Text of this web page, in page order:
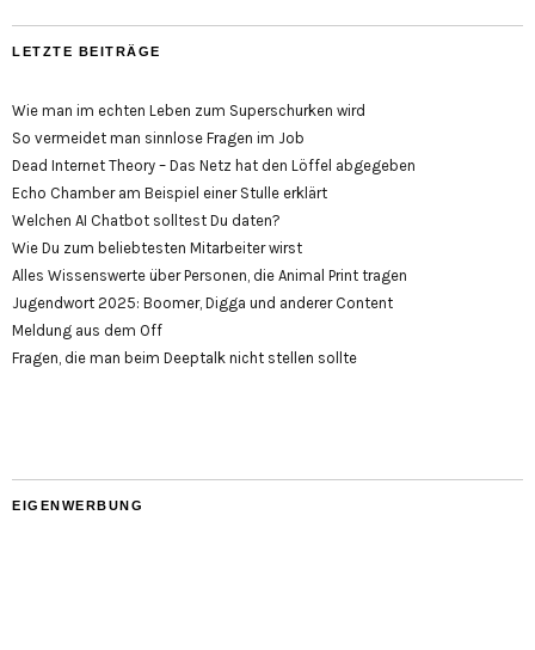
LETZTE BEITRÄGE
Wie man im echten Leben zum Superschurken wird
So vermeidet man sinnlose Fragen im Job
Dead Internet Theory – Das Netz hat den Löffel abgegeben
Echo Chamber am Beispiel einer Stulle erklärt
Welchen AI Chatbot solltest Du daten?
Wie Du zum beliebtesten Mitarbeiter wirst
Alles Wissenswerte über Personen, die Animal Print tragen
Jugendwort 2025: Boomer, Digga und anderer Content
Meldung aus dem Off
Fragen, die man beim Deeptalk nicht stellen sollte
EIGENWERBUNG